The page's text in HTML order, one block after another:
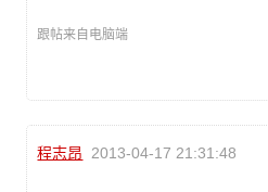
跟帖来自电脑端
程志昂 2013-04-17 21:31:48